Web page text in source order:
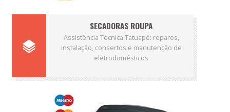
SECADORAS ROUPA
Assistência Técnica Tatuapé: reparos,
instalação, consertos e manutenção de
eletrodomésticos